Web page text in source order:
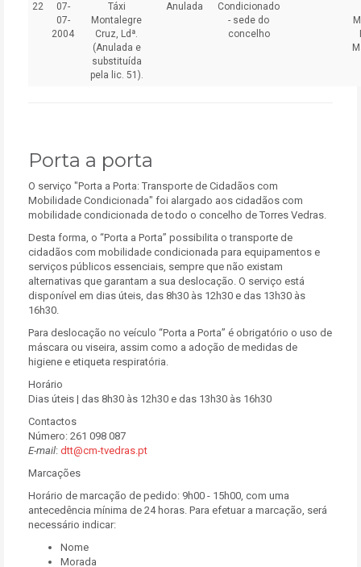
22
07-
07-
2004
Táxi
Montalegre
Cruz, Ldª.
(Anulada e
substituída
pela lic. 51).
Anulada
Condicionado
- sede do
concelho
Porta a porta
O serviço "Porta a Porta: Transporte de Cidadãos com
Mobilidade Condicionada" foi alargado aos cidadãos com
mobilidade condicionada de todo o concelho de Torres Vedras.
Desta forma, o “Porta a Porta” possibilita o transporte de
cidadãos com mobilidade condicionada para equipamentos e
serviços públicos essenciais, sempre que não existam
alternativas que garantam a sua deslocação. O serviço está
disponível em dias úteis, das 8h30 às 12h30 e das 13h30 às
16h30.
Para deslocação no veículo “Porta a Porta” é obrigatório o uso de
máscara ou viseira, assim como a adoção de medidas de
higiene e etiqueta respiratória.
Horário
Dias úteis | das 8h30 às 12h30 e das 13h30 às 16h30
Contactos
Número: 261 098 087
E-mail: dtt@cm-tvedras.pt
Marcações
Horário de marcação de pedido: 9h00 - 15h00, com uma
antecedência mínima de 24 horas. Para efetuar a marcação, será
necessário indicar:
Nome
Morada